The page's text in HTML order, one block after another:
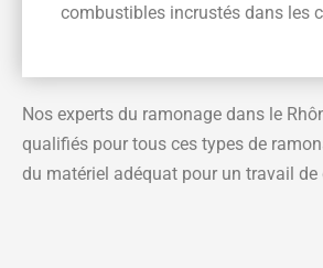
combustibles incrustés dans les
Nos experts du ramonage dans le
qualifiés pour tous ces types de
du matériel adéquat pour un travail de